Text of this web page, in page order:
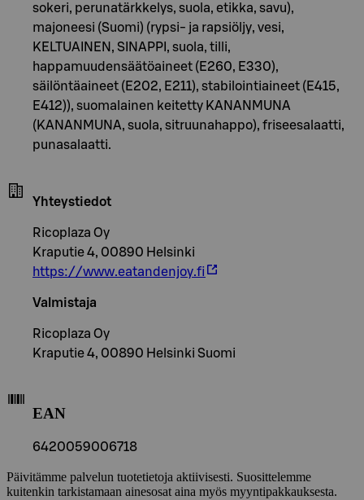
sokeri, perunatärkkelys, suola, etikka, savu),
majoneesi (Suomi) (rypsi- ja rapsiöljy, vesi,
KELTUAINEN, SINAPPI, suola, tilli,
happamuudensäätöaineet (E260, E330),
säilöntäaineet (E202, E211), stabilointiaineet (E415,
E412)), suomalainen keitetty KANANMUNA
(KANANMUNA, suola, sitruunahappo), friseesalaatti,
punasalaatti.
Yhteystiedot
Ricoplaza Oy
Kraputie 4, 00890 Helsinki
https://www.eatandenjoy.fi
Valmistaja
Ricoplaza Oy
Kraputie 4, 00890 Helsinki Suomi
EAN
6420059006718
Päivitämme palvelun tuotetietoja aktiivisesti. Suosittelemme
kuitenkin tarkistamaan ainesosat aina myös myyntipakkauksesta.